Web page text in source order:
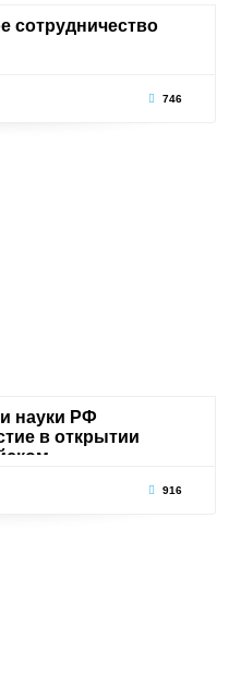
сотрудничество
746
науки РФ
в открытии
916